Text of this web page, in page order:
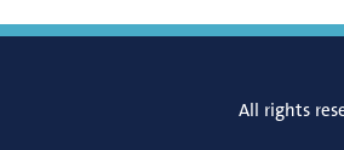
All rights